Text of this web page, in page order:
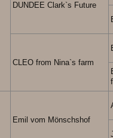
DUNDEE Clark`s Future
CLEO from Nina`s farm
Emil vom Mönschshof